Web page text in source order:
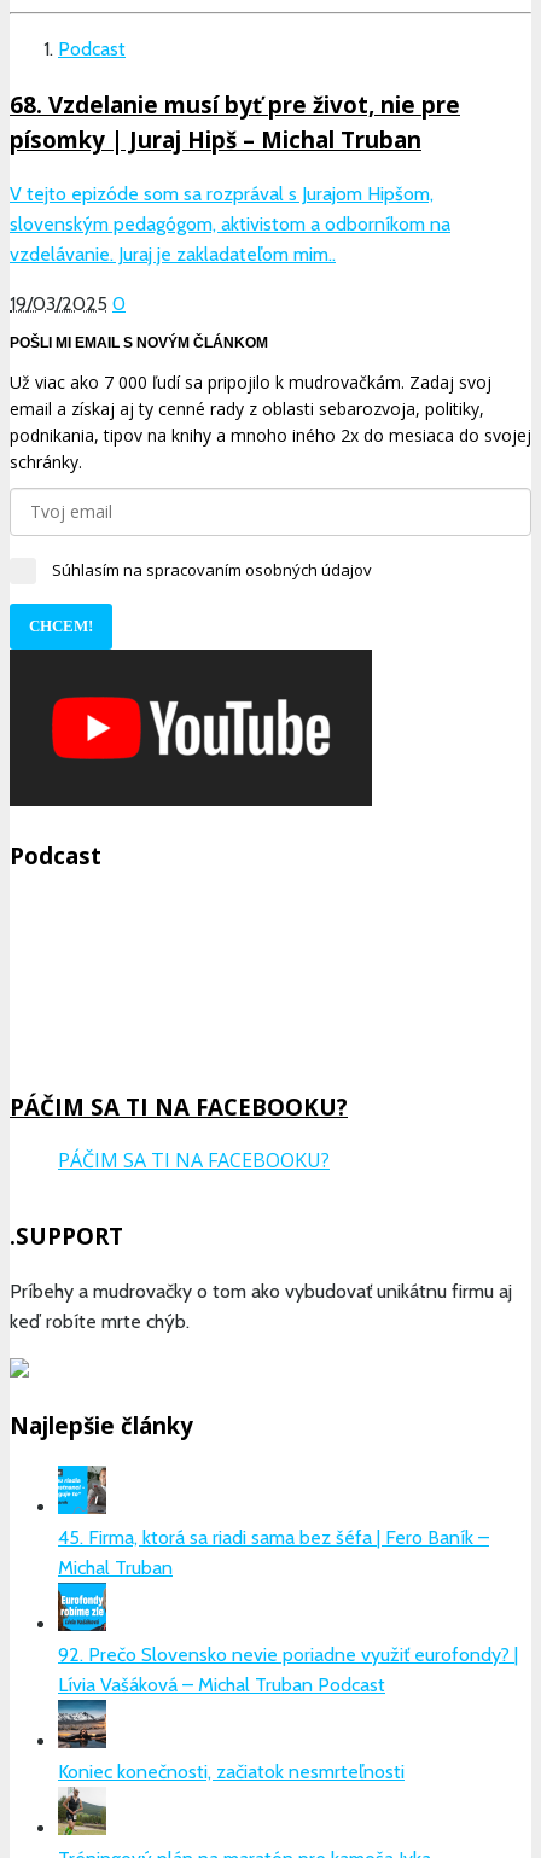
Podcast
68. Vzdelanie musí byť pre život, nie pre
písomky | Juraj Hipš – Michal Truban
V tejto epizóde som sa rozprával s Jurajom Hipšom,
slovenským pedagógom, aktivistom a odborníkom na
vzdelávanie. Juraj je zakladateľom mim..
19/03/2025 0
POŠLI MI EMAIL S NOVÝM ČLÁNKOM
Už viac ako 7 000 ľudí sa pripojilo k mudrovačkám. Zadaj svoj
email a získaj aj ty cenné rady z oblasti sebarozvoja, politiky,
podnikania, tipov na knihy a mnoho iného 2x do mesiaca do svojej
schránky.
Súhlasím na spracovaním osobných údajov
CHCEM!
Podcast
Information
PÁČIM SA TI NA FACEBOOKU?
PÁČIM SA TI NA FACEBOOKU?
.SUPPORT
Príbehy a mudrovačky o tom ako vybudovať unikátnu firmu aj
keď robíte mrte chýb.
Najlepšie články
45. Firma, ktorá sa riadi sama bez šéfa | Fero Baník –
Michal Truban
92. Prečo Slovensko nevie poriadne využiť eurofondy? |
Lívia Vašáková – Michal Truban Podcast
Koniec konečnosti, začiatok nesmrteľnosti